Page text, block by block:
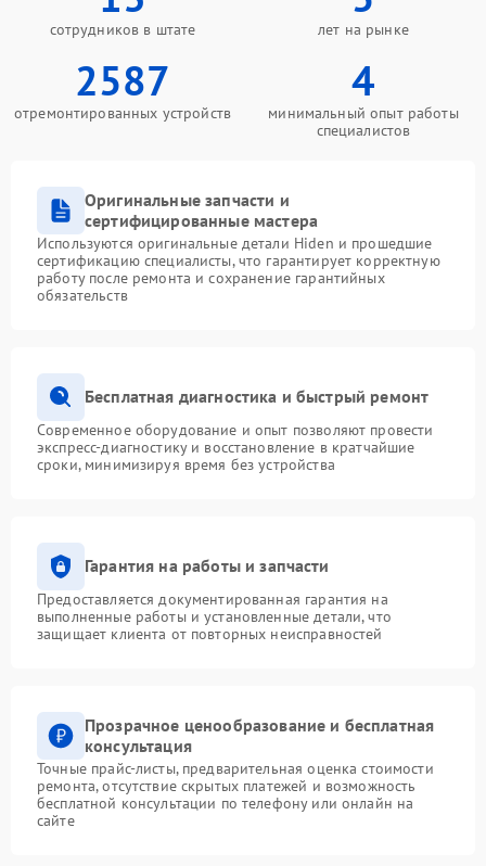
сотрудников в штате лет на рынке
2587
отремонтированных устройств
4
минимальный опыт работы
специалистов
Оригинальные запчасти и
сертифицированные мастера
Используются оригинальные детали Hiden и прошедшие
сертификацию специалисты, что гарантирует корректную
работу после ремонта и сохранение гарантийных
обязательств
Бесплатная диагностика и быстрый ремонт
Современное оборудование и опыт позволяют провести
экспресс-диагностику и восстановление в кратчайшие
сроки, минимизируя время без устройства
Гарантия на работы и запчасти
Предоставляется документированная гарантия на
выполненные работы и установленные детали, что
защищает клиента от повторных неисправностей
Прозрачное ценообразование и бесплатная
консультация
Точные прайс-листы, предварительная оценка стоимости
ремонта, отсутствие скрытых платежей и возможность
бесплатной консультации по телефону или онлайн на
сайте